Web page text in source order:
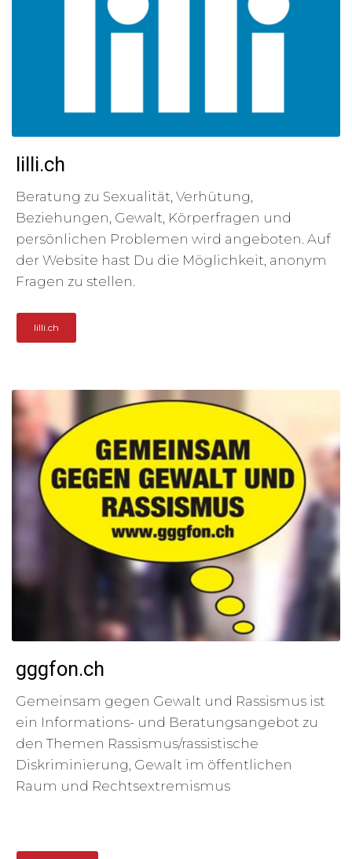
lilli.ch
Beratung zu Sexualität, Verhütung,
Beziehungen, Gewalt, Körperfragen und
persönlichen Problemen wird angeboten. Auf
der Website hast Du die Möglichkeit, anonym
Fragen zu stellen.
lilli.ch
gggfon.ch
Gemeinsam gegen Gewalt und Rassismus ist
ein Informations- und Beratungsangebot zu
den Themen Rassismus/rassistische
Diskriminierung, Gewalt im öffentlichen
Raum und Rechtsextremismus